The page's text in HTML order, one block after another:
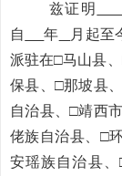
兹证明
自
年 月起至
派驻在□马山县、
保县、 □那坡县
自治县、□靖西市
佬族自治县、 □
安瑶族自治县、